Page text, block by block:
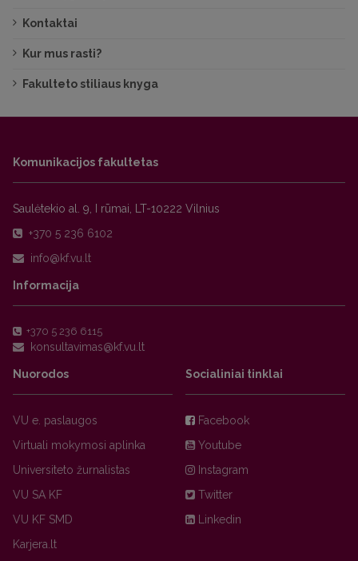
Kontaktai
Kur mus rasti?
Fakulteto stiliaus knyga
Komunikacijos fakultetas
Saulėtekio al. 9, I rūmai, LT-10222 Vilnius
+370 5 236 6102
Informacija
+370 5 236 6115
Nuorodos
VU e. paslaugos
Virtuali mokymosi aplinka
Universiteto žurnalistas
VU SA KF
VU KF SMD
Karjera.lt
Socialiniai tinklai
Facebook
Youtube
Instagram
Twitter
Linkedin